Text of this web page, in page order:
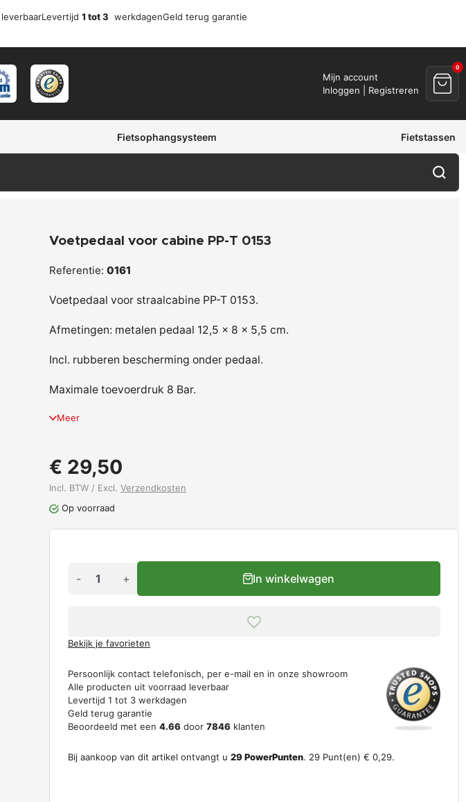
leverbaarLevertijd 1 tot 3 werkdagenGeld terug garantie
Mijn account
Inloggen | Registreren
0
Fietsophangsysteem Fietstassen
Voetpedaal voor cabine PP-T 0153
Referentie: 0161
Voetpedaal voor straalcabine PP-T 0153.
Afmetingen: metalen pedaal 12,5 x 8 x 5,5 cm.
Incl. rubberen bescherming onder pedaal.
Maximale toevoerdruk 8 Bar.
Meer
€ 29,50
Incl. BTW / Excl. Verzendkosten
Op voorraad
- + In winkelwagen
Bekijk je favorieten
Persoonlijk contact telefonisch, per e-mail en in onze showroom
Alle producten uit voorraad leverbaar
Levertijd 1 tot 3 werkdagen
Geld terug garantie
Beoordeeld met een 4.66 door 7846 klanten
Bij aankoop van dit artikel ontvangt u 29PowerPunten. 29 Punt(en) € 0,29.